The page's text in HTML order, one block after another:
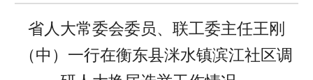
省人大常委会委员、联工委主任王刚
（中）一行在衡东县洣水镇滨江社区调